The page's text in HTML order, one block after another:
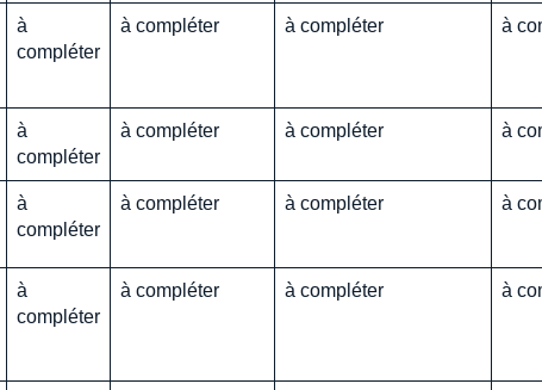
à
compléter
à compléter à compléter à
à
compléter
à compléter à compléter à
à
compléter
à compléter à compléter à
à
compléter
à compléter à compléter à